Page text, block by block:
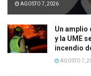
AGOSTO 7, 2026
Un amplio
y la UME
incendio
AGOSTO 7,